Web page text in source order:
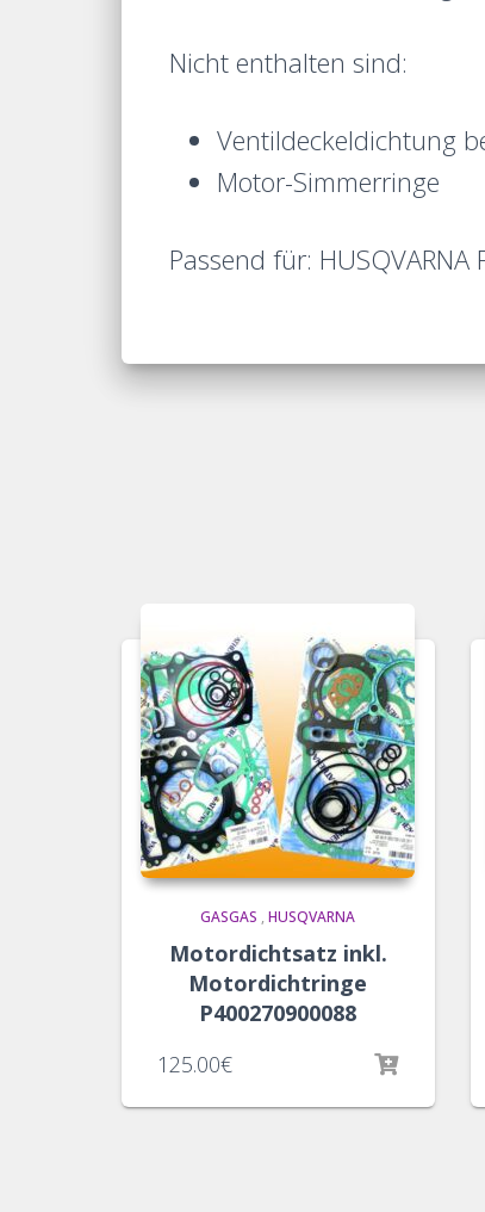
Nicht enthalten sind:
Ventildeckeldichtung
Motor-Simmerringe
Passend für:
GASGAS ,HUSQVARNA
Motordichtsatz inkl.
Motordichtringe
P400270900088
125.00€